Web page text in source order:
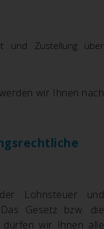
und Zustellung über
wir Ihnen nach
Lohnsteuer und
Gesetz bzw. die
dürfen wir Ihnen alle